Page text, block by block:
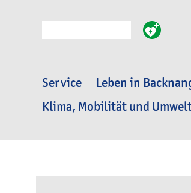
Service Leben in
Klima, Mobilität und